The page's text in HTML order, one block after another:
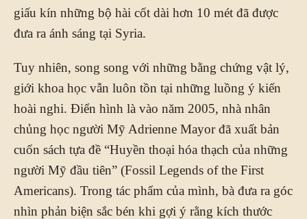
giấu kín những bộ hài cốt dài hơn 10 mét đã được
đưa ra ánh sáng tại Syria.
Tuy nhiên, song song với những bằng chứng vật lý,
giới khoa học vẫn luôn tồn tại những luồng ý kiến
hoài nghi. Điển hình là vào năm 2005, nhà nhân
chủng học người Mỹ Adrienne Mayor đã xuất bản
cuốn sách tựa đề “Huyền thoại hóa thạch của những
người Mỹ đầu tiên” (Fossil Legends of the First
Americans). Trong tác phẩm của mình, bà đưa ra góc
nhìn phản biện sắc bén khi gợi ý rằng kích thước